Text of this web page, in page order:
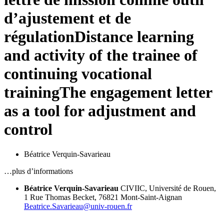
d’ajustement et de
régulationDistance learning
and activity of the trainee of
continuing vocational
trainingThe engagement letter
as a tool for adjustment and
control
Béatrice Verquin-Savarieau
…plus d’informations
Béatrice Verquin-Savarieau CIVIIC, Université de Rouen,
1 Rue Thomas Becket, 76821 Mont-Saint-Aignan
Beatrice.Savarieau@univ-rouen.fr